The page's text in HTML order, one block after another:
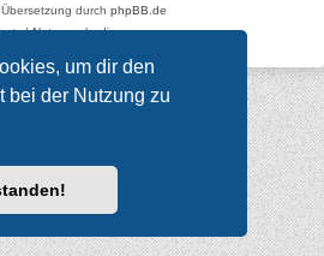
um dir den
bei der Nutzung zu
durch phpBB.de
|Nutzungsbedingungen